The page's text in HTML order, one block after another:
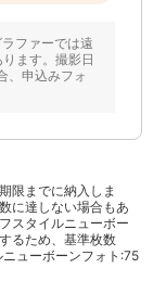
ファーでは遠
ます。撮影日
、申込みフォ
限までに納入しま
に達しない場合もあ
スタイルニューボー
るため、基準枚数
ューボーンフォト:75